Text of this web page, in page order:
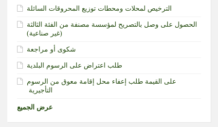
الترخيص لمحلات ومحطات توزيع المحروقات السائلة
الحصول على وصل بالتصريح لمؤسسة مصنفة من الفئة الثالثة
(غير صناعية)‏
شكوى أو مراجعة
طلب اعتراض على الرسوم البلدية
طلب إعفاء محل إقامة معوق من الرسوم‎ ‎على القيمة
التأجيرية ‏
عرض الجميع